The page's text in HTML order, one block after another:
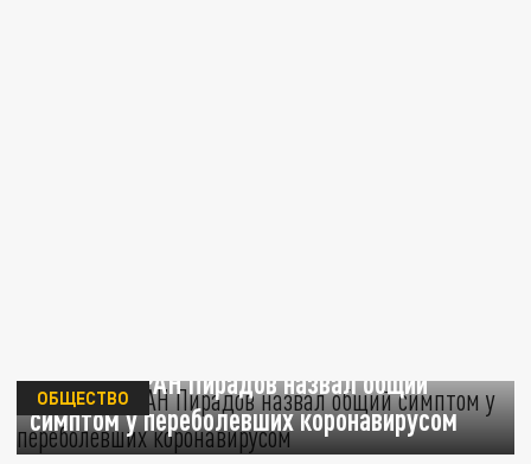
Академик РАН Пирадов назвал общий
симптом у переболевших коронавирусом
ОБЩЕСТВО